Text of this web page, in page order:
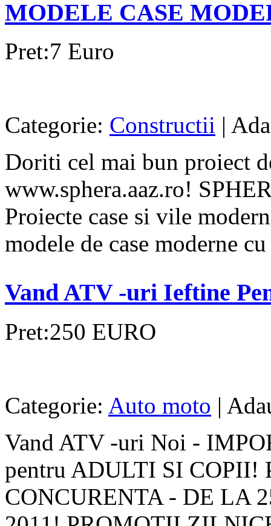
MODELE CASE
Pret:7 Euro
Categorie: Constructii |
Doriti cel mai bun proiect
www.sphera.aaz.ro!
Proiecte case si vile
modele de case moderne
Vand ATV -uri Ieftine
Pret:250 EURO
Categorie: Auto moto |
Vand ATV -uri Noi -
pentru ADULTI SI COPII!
CONCURENTA - DE LA